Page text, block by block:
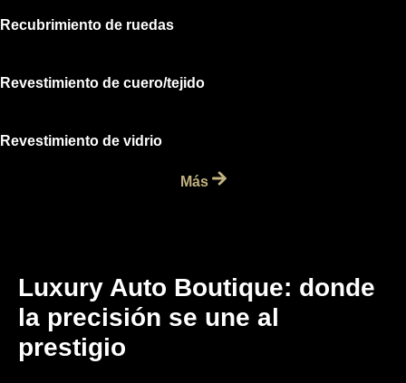
Recubrimiento de ruedas
Revestimiento de cuero/tejido
Revestimiento de vidrio
Más
Luxury Auto Boutique: donde
la precisión se une al
prestigio